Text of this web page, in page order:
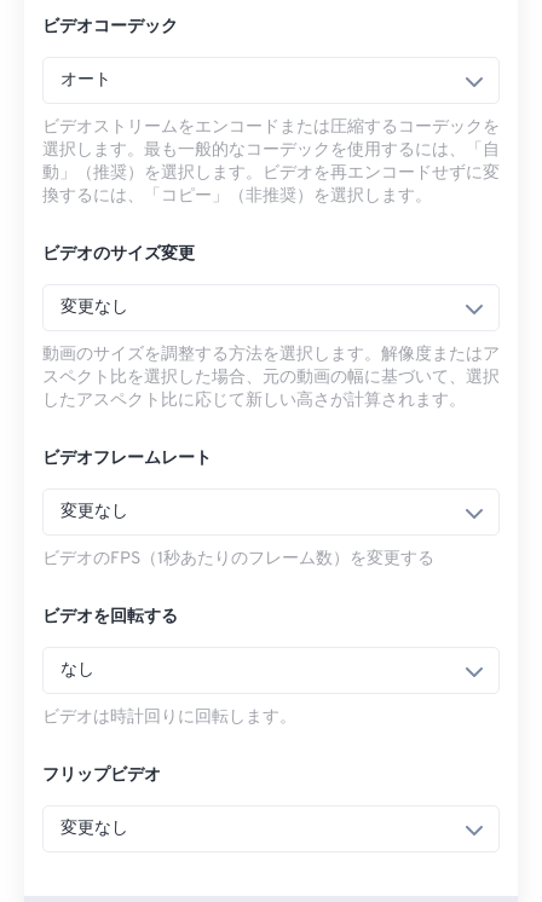
ビデオコーデック
オート
ビデオストリームをエンコードまたは圧縮するコーデックを
選択します。最も一般的なコーデックを使用するには、「自
動」（推奨）を選択します。ビデオを再エンコードせずに変
換するには、「コピー」（非推奨）を選択します。
ビデオのサイズ変更
変更なし
動画のサイズを調整する方法を選択します。解像度またはア
スペクト比を選択した場合、元の動画の幅に基づいて、選択
したアスペクト比に応じて新しい高さが計算されます。
ビデオフレームレート
変更なし
ビデオのFPS（1秒あたりのフレーム数）を変更する
ビデオを回転する
なし
ビデオは時計回りに回転します。
フリップビデオ
変更なし